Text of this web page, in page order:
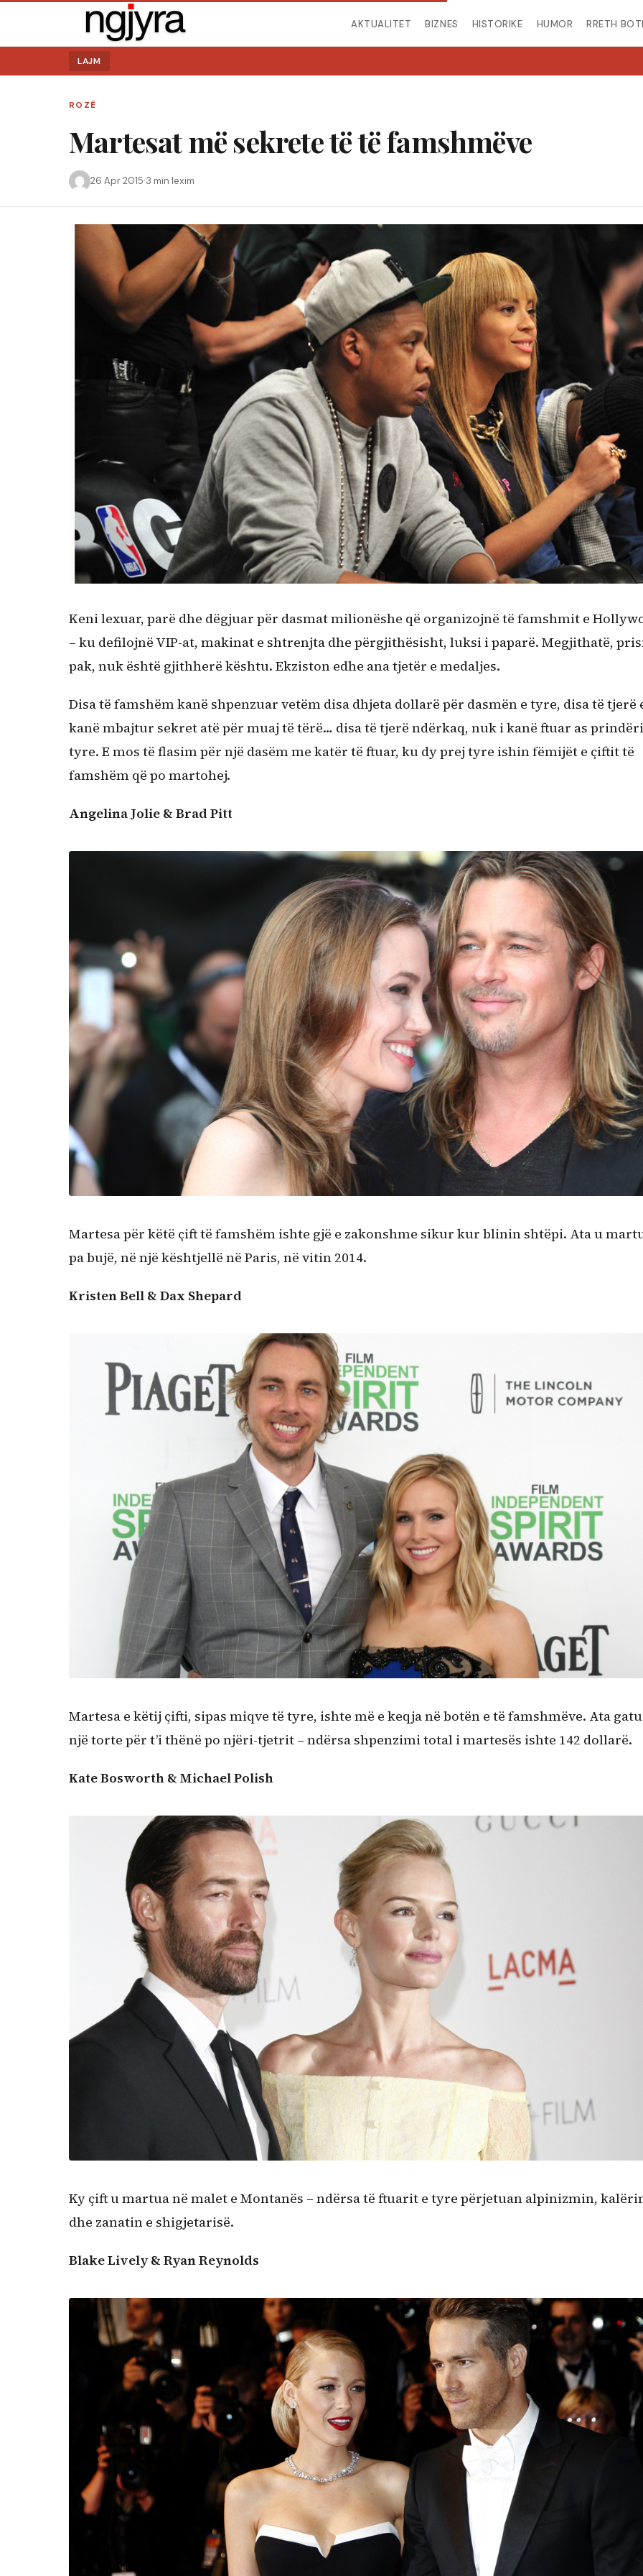
Kërko:
AKTUALITET BIZNES HISTORIKE HUMOR RRETH
LAJM
ROZË
Martesat më sekrete të të famshmëve
26 Apr 2015·3 min lexim
Keni lexuar, parë dhe dëgjuar për dasmat milionëshe që organizojnë të famshmit e
– ku defilojnë VIP-at, makinat e shtrenjta dhe përgjithësisht, luksi i paparë. Megjithatë,
pak, nuk është gjithherë kështu. Ekziston edhe ana tjetër e medaljes.
Disa të famshëm kanë shpenzuar vetëm disa dhjeta dollarë për dasmën e tyre, disa të tjerë
kanë mbajtur sekret atë për muaj të tërë… disa të tjerë ndërkaq, nuk i kanë ftuar as
tyre. E mos të flasim për një dasëm me katër të ftuar, ku dy prej tyre ishin fëmijët e çiftit të
famshëm që po martohej.
Angelina Jolie & Brad Pitt
Martesa për këtë çift të famshëm ishte gjë e zakonshme sikur kur blinin shtëpi. Ata u
pa bujë, në një kështjellë në Paris, në vitin 2014.
Kristen Bell & Dax Shepard
Martesa e këtij çifti, sipas miqve të tyre, ishte më e keqja në botën e të famshmëve. Ata
një torte për t’i thënë po njëri-tjetrit – ndërsa shpenzimi total i martesës ishte 142 dollarë.
Kate Bosworth & Michael Polish
Ky çift u martua në malet e Montanës – ndërsa të ftuarit e tyre përjetuan alpinizmin,
dhe zanatin e shigjetarisë.
Blake Lively & Ryan Reynolds